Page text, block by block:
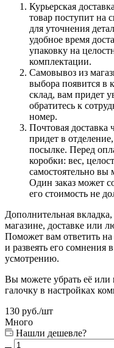
Курьерская
товар поступит на
для уточнения
удобное время
упаковку на
комплектации.
Самовывоз из
выбора появится в
склад, вам придет
обратитесь к
номер.
Почтовая доставка
придет в
посылке. Перед
коробки: вес,
самостоятельно вы
Один заказ может
его стоимость не
Дополнительная
магазине, доставке или
Поможет вам ответить
и развеять его сомнения
усмотрению.
Вы можете убрать её или
галочку в настройках
130 руб./шт
Много
Нашли дешевле?